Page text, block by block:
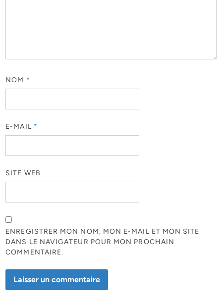
NOM *
E-MAIL *
SITE WEB
ENREGISTRER MON NOM, MON E-MAIL ET MON SITE
DANS LE NAVIGATEUR POUR MON PROCHAIN
COMMENTAIRE.